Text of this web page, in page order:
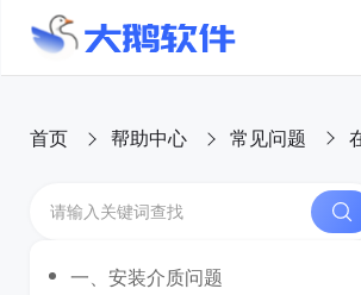
首页 帮助中心 常见问题
一、安装介质问题